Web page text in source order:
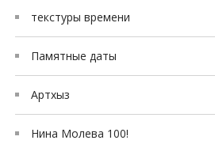
текстуры времени
Памятные даты
Артхыз
Нина Молева 100!